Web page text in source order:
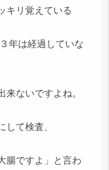
キリ覚えている
年は経過していな
来ないですよね。
して検査、
腸ですよ」と言わ